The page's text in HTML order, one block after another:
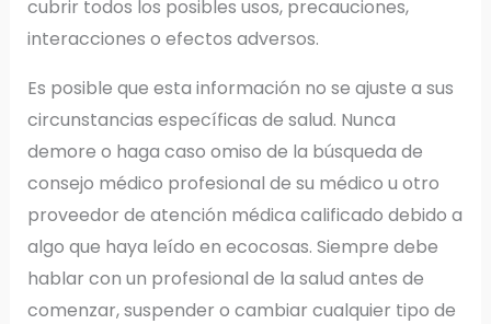
cubrir todos los posibles usos, precauciones,
interacciones o efectos adversos.
Es posible que esta información no se ajuste a sus
circunstancias específicas de salud. Nunca
demore o haga caso omiso de la búsqueda de
consejo médico profesional de su médico u otro
proveedor de atención médica calificado debido a
algo que haya leído en ecocosas. Siempre debe
hablar con un profesional de la salud antes de
comenzar, suspender o cambiar cualquier tipo de